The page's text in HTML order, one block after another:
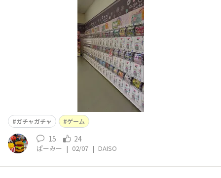
く行く所にあるので、とてもいいやり方ですね。
ガチャガチャ ゲーム
15 24
ぱーみー | 02/07 | DAISO